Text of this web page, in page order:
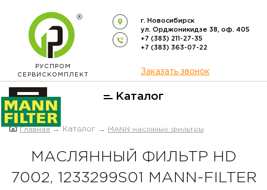
РУСПРОМ
СЕРВИСКОМПЛЕКТ
г. Новосибирск
ул. Орджоникидзе 38, оф. 405
+7 (383) 211-27-35
+7 (383) 363-07-22
Заказать звонок
Каталог
ОФИЦИАЛЬНЫЙ ДИСТРИБЬЮТОР
Главная → Каталог → MANN масляные фильтры
МАСЛЯННЫЙ ФИЛЬТР HD
7002, 1233299S01 MANN-FILTER